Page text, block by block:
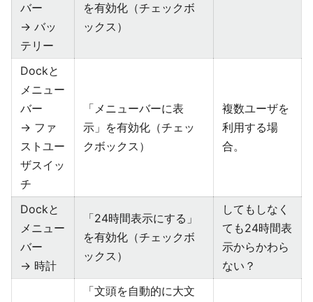
バー
→ バッ
テリー
を有効化（チェックボ
ックス）
Dockと
メニュー
バー
→ ファ
ストユー
ザスイッ
チ
「メニューバーに表
示」を有効化（チェッ
クボックス）
複数ユーザを
利用する場
合。
Dockと
メニュー
バー
→ 時計
「24時間表示にする」
を有効化（チェックボ
ックス）
してもしなく
ても24時間表
示からかわら
ない？
「文頭を自動的に大文